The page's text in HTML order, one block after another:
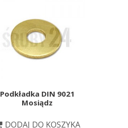
Podkładka DIN 9021
Mosiądz
DODAJ DO KOSZYKA